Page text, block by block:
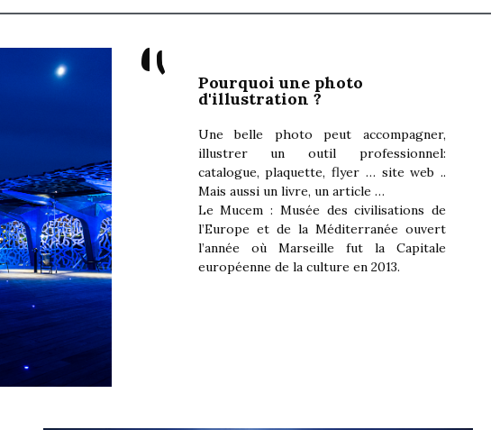
" Pourquoi une photo
d'illustration ?
Une belle photo peut accompagner,
illustrer un outil professionnel:
catalogue, plaquette, flyer … site web ..
Mais aussi un livre, un article …
Le Mucem : Musée des civilisations de
l’Europe et de la Méditerranée ouvert
l’année où Marseille fut la Capitale
européenne de la culture en 2013.